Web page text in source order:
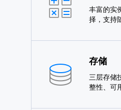
丰富的实
择，支持
存储
三层存储
整性、可